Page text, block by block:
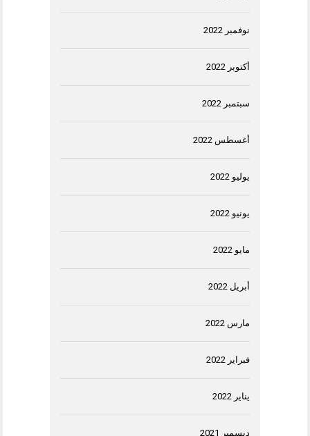
نوفمبر 2022
أكتوبر 2022
سبتمبر 2022
أغسطس 2022
يوليو 2022
يونيو 2022
مايو 2022
أبريل 2022
مارس 2022
فبراير 2022
يناير 2022
ديسمبر 2021